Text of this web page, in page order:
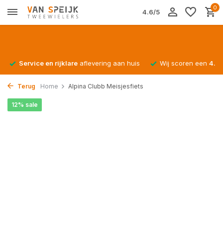
4.6/5
0
Service en rijklare aflevering aan huis Wij scoren een
Terug Home Alpina Clubb Meisjesfiets
12% sale